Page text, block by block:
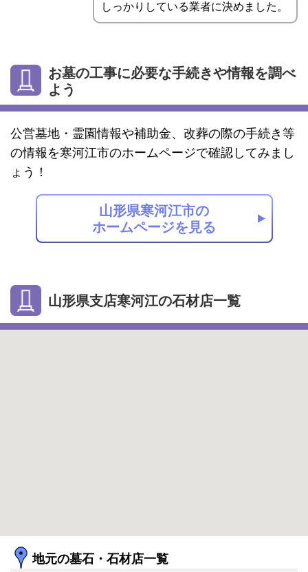
しっかりしている業者に決めました。
お墓の工事に必要な手続きや情報を調べ
よう
公営墓地・霊園情報や補助金、改葬の際の手続き等
の情報を寒河江市のホームページで確認してみまし
ょう！
山形県寒河江市の
ホームページを見る
山形県支店寒河江の石材店一覧
地元の墓石・石材店一覧